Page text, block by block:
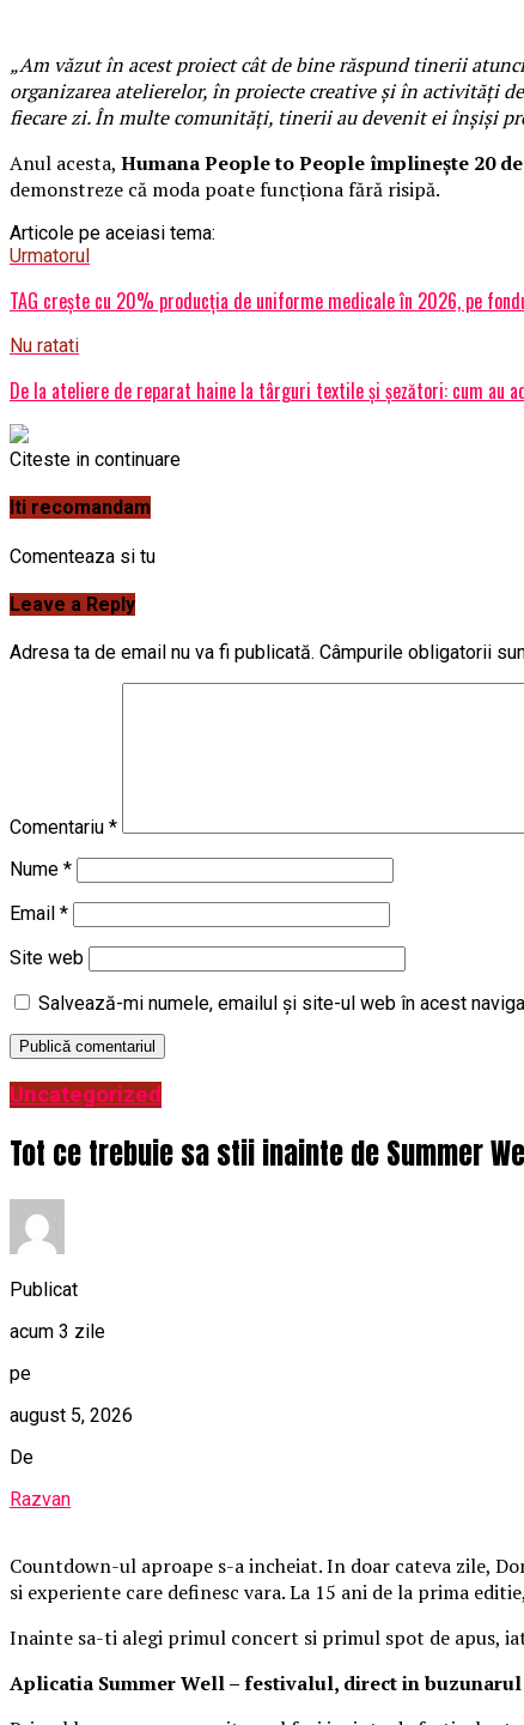
„Am văzut în acest proiect cât de bine răspund tinerii
organizarea atelierelor, în proiecte creative și în activități
fiecare zi. În multe comunități, tinerii au devenit ei înșiși
Anul acesta, Humana People to People împlinește 20
demonstreze că moda poate funcționa fără risipă.
Articole pe aceiasi tema:
Urmatorul
TAG crește cu 20% producția de uniforme medicale în 2026, pe
Nu ratati
De la ateliere de reparat haine la târguri textile și șezători: cum au
Citeste in continuare
Iti recomandam
Comenteaza si tu
Leave a Reply
Adresa ta de email nu va fi publicată. Câmpurile obligatorii
Comentariu *
Nume *
Email *
Site web
Salvează-mi numele, emailul și site-ul web în acest
Uncategorized
Tot ce trebuie sa stii inainte de Summer
Publicat
acum 3 zile
pe
august 5, 2026
De
Razvan
Countdown-ul aproape s-a incheiat. In doar cateva zile,
si experiente care definesc vara. La 15 ani de la prima
Inainte sa-ti alegi primul concert si primul spot de apus,
Aplicatia Summer Well– festivalul, direct in